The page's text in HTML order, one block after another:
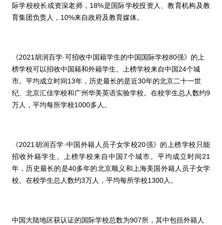
际学校校长或资深老师， 18%是国际学校投资人、教育机构及教
育集团负责人， 10%来自政府及教育媒体。
《2021胡润百学·可招收中国籍学生的中国国际学校80强》 的上
榜学校可以招收中国籍和外籍学生。上榜学校来自中国24个城
市。平均成立时间13年，历史最长的是近30年的北京二十一世
纪、北京汇佳学校和广州华美英语实验学校。在校学生总人数约9
万人，平均每所学校1000多人。
《2021 胡润百学·中国外籍人员子女学校20强》的上榜学校只能
招收外籍学生。上榜学校来自中国7个城市。平均成立时间21
年，历史最长的是40多年的北京顺义和上海美国外籍人员子女学
校。在校学生总人数约3万人，平均每所学校1300人。
中国大陆地区获认证的国际学校总数为907所，其中包括外籍人